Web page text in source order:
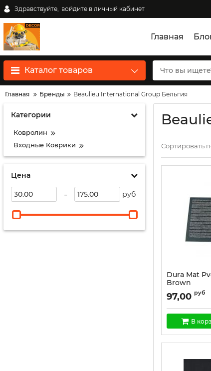
Здравствуйте, войдите в личный кабинет
Главная
Каталог товаров
Главная Бренды Beaulieu International Group Бельгия
Категории
Ковролин
Входные Коврики
Цена
- руб
Сортировать
Dura Mat
Brown
Артикул: 1447
97,00 руб
В